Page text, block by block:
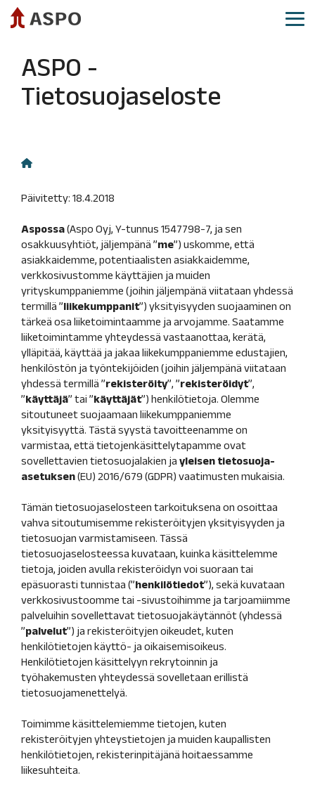
Siirry
sivun
Toimitusjohtajan
katsaus
ohjeistus
Yritysostot
myynnit
Vastuullinen
sijoituskohde
Usein
kysytyt
kysymykset
Taloudellista tietoa
Tuloskeskus
Avainluvut
vuosittain
Rahoitusrakenne
Tunnuslukujen
Analyytikot
osakkeenomistajat
Johdon
osakkeenomistus
Osinko
Liputusilmoitukset
Hallitus
Riskienhallinta
sisäinen
valvonta
Tilintarkastus
Nimitystoimikunta
Sisäpiirihallinto
Yhtiöjärjestys
Eettiset
ohjeet
ASPO -
Tietosuojaseloste
Päivitetty: 18.4.2018
Aspossa(Aspo Oyj, Y-tunnus 1547798-7, ja sen
osakkuusyhtiöt, jäljempänä ”me”) uskomme, että
asiakkaidemme, potentiaalisten asiakkaidemme,
verkkosivustomme käyttäjien ja muiden
yrityskumppaniemme (joihin jäljempänä viitataan yhdessä
termillä ”liikekumppanit”) yksityisyyden suojaaminen on
tärkeä osa liiketoimintaamme ja arvojamme. Saatamme
liiketoimintamme yhteydessä vastaanottaa, kerätä,
ylläpitää, käyttää ja jakaa liikekumppaniemme edustajien,
henkilöstön ja työntekijöiden (joihin jäljempänä viitataan
yhdessä termillä ”rekisteröity”, ”rekisteröidyt”,
”käyttäjä” tai ”käyttäjät”) henkilötietoja. Olemme
sitoutuneet suojaamaan liikekumppaniemme
yksityisyyttä. Tästä syystä tavoitteenamme on
varmistaa, että tietojenkäsittelytapamme ovat
sovellettavien tietosuojalakien ja yleisen tietosuoja-
asetuksen(EU) 2016/679 (GDPR) vaatimusten mukaisia.
Tämän tietosuojaselosteen tarkoituksena on osoittaa
vahva sitoutumisemme rekisteröityjen yksityisyyden ja
tietosuojan varmistamiseen. Tässä
tietosuojaselosteessa kuvataan, kuinka käsittelemme
tietoja, joiden avulla rekisteröidyn voi suoraan tai
epäsuorasti tunnistaa (”henkilötiedot”), sekä kuvataan
verkkosivustoomme tai -sivustoihimme ja tarjoamiimme
palveluihin sovellettavat tietosuojakäytännöt (yhdessä
”palvelut”) ja rekisteröityjen oikeudet, kuten
henkilötietojen käyttö- ja oikaisemisoikeus.
Henkilötietojen käsittelyyn rekrytoinnin ja
työhakemusten yhteydessä sovelletaan erillistä
tietosuojamenettelyä.
Toimimme käsittelemiemme tietojen, kuten
rekisteröityjen yhteystietojen ja muiden kaupallisten
henkilötietojen, rekisterinpitäjänä hoitaessamme
liikesuhteita.